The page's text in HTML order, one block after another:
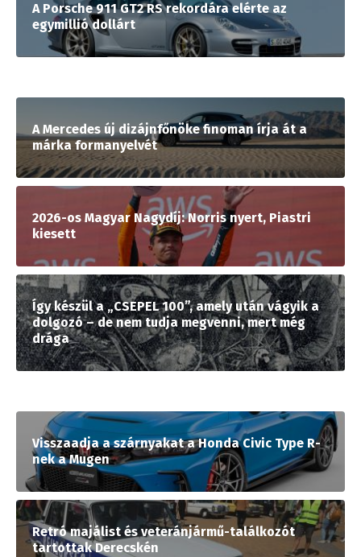
A Porsche 911 GT2 RS rekordára elérte az
egymillió dollárt
A Mercedes új dizájnfőnöke finoman írja át a
márka formanyelvét
2026-os Magyar Nagydíj: Norris nyert, Piastri
kiesett
Így készül a „CSEPEL 100”, amely után vágyik a
dolgozó – de nem tudja megvenni, mert még
drága
Visszaadja a szárnyakat a Honda Civic Type R-
nek a Mugen
Retró majálist és veteránjármű-találkozót
tartottak Derecskén